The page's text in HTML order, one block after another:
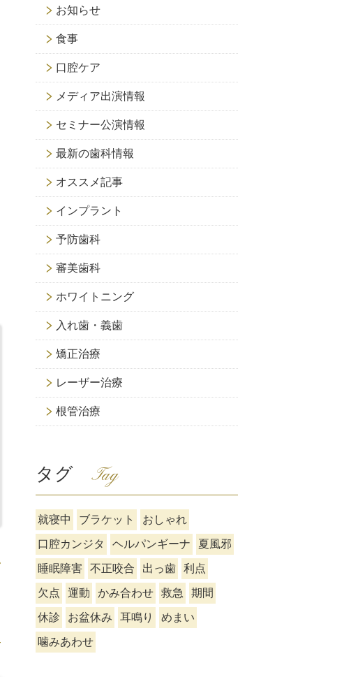
お知らせ
食事
口腔ケア
メディア出演情報
セミナー公演情報
最新の歯科情報
オススメ記事
インプラント
予防歯科
審美歯科
ホワイトニング
入れ歯・義歯
矯正治療
レーザー治療
根管治療
タグ Tag
就寝中 ブラケット おしゃれ
口腔カンジタ ヘルパンギーナ 夏風邪
睡眠障害 不正咬合 出っ歯 利点
欠点 運動 かみ合わせ 救急 期間
休診 お盆休み 耳鳴り めまい
噛みあわせ